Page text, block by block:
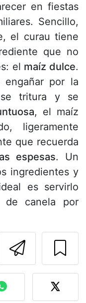
en fiestas
Sencillo,
el curau tiene
que no
el maíz dulce.
engañar por la
se tritura y se
, el maíz
ligeramente
que recuerda
espesas. Un
ingredientes y
es servirlo
canela por
al autor
de esta